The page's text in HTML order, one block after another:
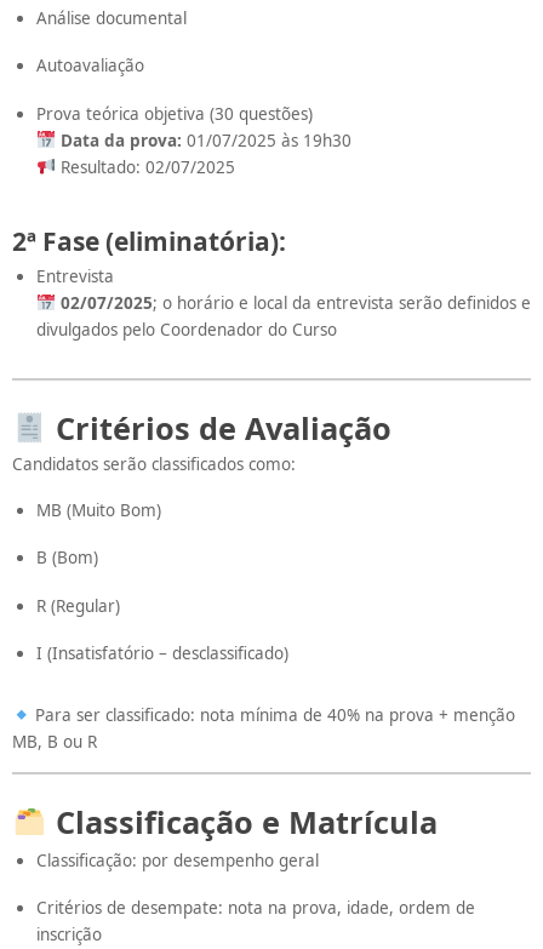
Análise documental
Autoavaliação
Prova teórica objetiva (30 questões)
Data da prova: 01/07/2025 às 19h30
Resultado: 02/07/2025
2ª Fase (eliminatória):
Entrevista
02/07/2025; o horário e local da entrevista serão definidos e
divulgados pelo Coordenador do Curso
Critérios de Avaliação
Candidatos serão classificados como:
MB (Muito Bom)
B (Bom)
R (Regular)
I (Insatisfatório – desclassificado)
Para ser classificado: nota mínima de 40% na prova + menção
MB, B ou R
Classificação e Matrícula
Classificação: por desempenho geral
Critérios de desempate: nota na prova, idade, ordem de
inscrição